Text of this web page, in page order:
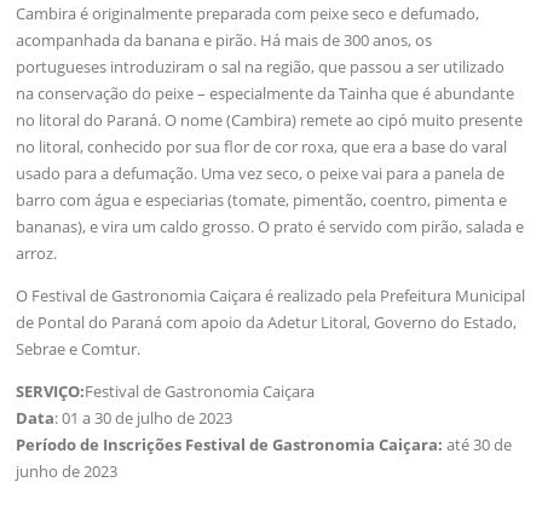
Cambira é originalmente preparada com peixe seco e defumado,
acompanhada da banana e pirão. Há mais de 300 anos, os
portugueses introduziram o sal na região, que passou a ser utilizado
na conservação do peixe – especialmente da Tainha que é abundante
no litoral do Paraná. O nome (Cambira) remete ao cipó muito presente
no litoral, conhecido por sua flor de cor roxa, que era a base do varal
usado para a defumação. Uma vez seco, o peixe vai para a panela de
barro com água e especiarias (tomate, pimentão, coentro, pimenta e
bananas), e vira um caldo grosso. O prato é servido com pirão, salada e
arroz.
O Festival de Gastronomia Caiçara é realizado pela Prefeitura Municipal
de Pontal do Paraná com apoio da Adetur Litoral, Governo do Estado,
Sebrae e Comtur.
SERVIÇO:Festival de Gastronomia Caiçara
Data: 01 a 30 de julho de 2023
Período de Inscrições Festival de Gastronomia Caiçara:até 30 de
junho de 2023